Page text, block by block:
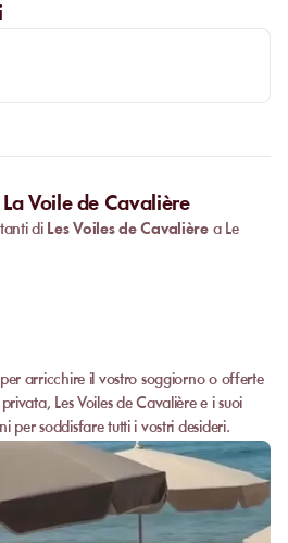
Voile de Cavalière
di Les Voiles de Cavalièrea Le
arricchire il vostro soggiorno o offerte
Les Voiles de Cavalière e i suoi
per soddisfare tutti i vostri desideri.